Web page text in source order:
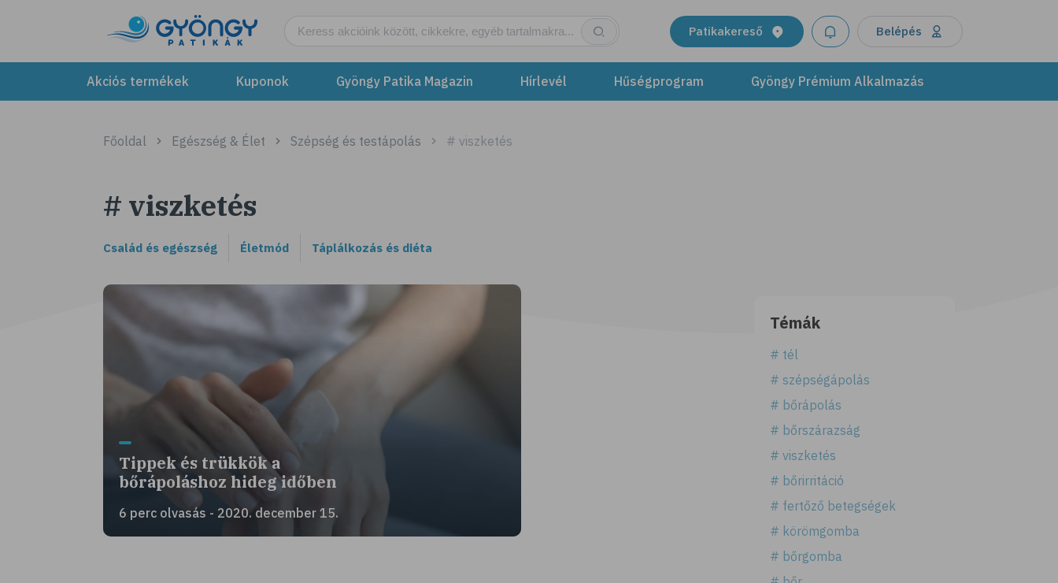
Patikakereső Belépés
Akciós termékek Kuponok Gyöngy Patika Magazin Hírlevél Hűségprogram Gyöngy Prémium Alkalmazás
Főoldal Egészség & Élet Szépség és testápolás # viszketés
# viszketés
Család és egészség Életmód Táplálkozás és diéta
Tippek és trükkök a
bőrápoláshoz hideg időben
6 perc olvasás - 2020. december 15.
Témák
# tél
# szépségápolás
# bőrápolás
# bőrszárazság
# viszketés
# bőrirritáció
# fertőző betegségek
# körömgomba
# bőrgomba